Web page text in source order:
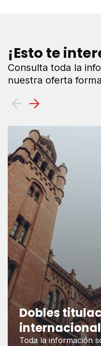
¡Esto te
Consulta toda la
nuestra oferta
Dobles
Toda la información